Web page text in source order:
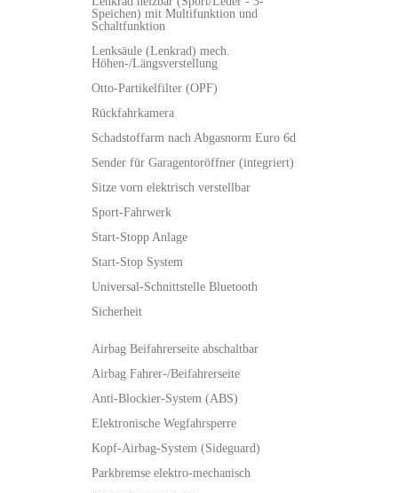
Speichen) mit Multifunktion und
Schaltfunktion
Lenksäule (Lenkrad) mech.
Höhen-/Längsverstellung
Otto-Partikelfilter (OPF)
Rückfahrkamera
Schadstoffarm nach Abgasnorm Euro 6d
Sender für Garagentoröffner (integriert)
Sitze vorn elektrisch verstellbar
Sport-Fahrwerk
Start-Stopp Anlage
Start-Stop System
Universal-Schnittstelle Bluetooth
Sicherheit
Airbag Beifahrerseite abschaltbar
Airbag Fahrer-/Beifahrerseite
Anti-Blockier-System (ABS)
Elektronische Wegfahrsperre
Kopf-Airbag-System (Sideguard)
Parkbremse elektro-mechanisch